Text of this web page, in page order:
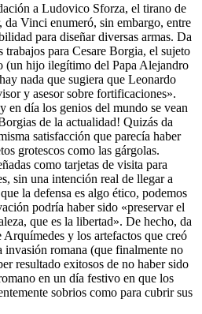
a Ludovico Sforza, el tirano de
Vinci enumeró, sin embargo, entre
para diseñar diversas armas. Da
para Cesare Borgia, el sujeto
(un hijo ilegítimo del Papa Alejandro
nada que sugiera que Leonardo
y asesor sobre fortificaciones».
en día los genios del mundo se vean
de la actualidad! Quizás da
satisfacción que parecía haber
grotescos como las gárgolas.
como tarjetas de visita para
sin una intención real de llegar a
la defensa es algo ético, podemos
podría haber sido «preservar el
que es la libertad». De hecho, da
y los artefactos que creó
invasión romana (que finalmente no
resultado exitosos de no haber sido
en un día festivo en que los
sobrios como para cubrir sus